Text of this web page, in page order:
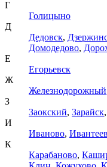
Г
Голицыно
Д
Дедовск,
Домодедово,
Е
Егорьевск
Ж
Железнодорожный
З
Заокский, Зарайск,
И
Иваново,
К
Карабаново,